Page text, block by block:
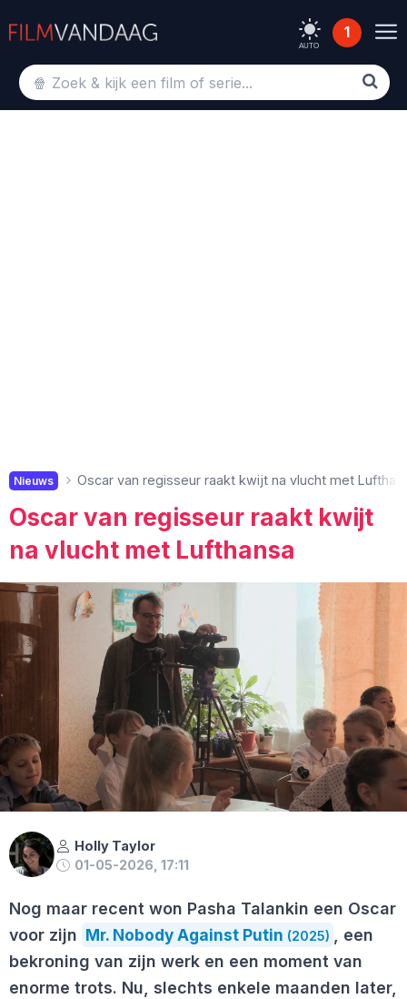
AUTO
1
Nieuws Oscar van regisseur raakt kwijt na vlucht met
Oscar van regisseur raakt kwijt
na vlucht met Lufthansa
Holly Taylor
01-05-2026, 17:11
Nog maar recent won Pasha Talankin een Oscar
voor zijn Mr. Nobody Against Putin (2025) , een
bekroning van zijn werk en een moment van
enorme trots. Nu, slechts enkele maanden later,